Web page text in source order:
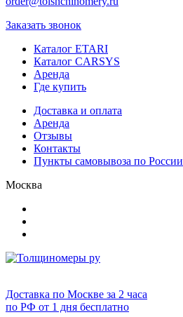
Заказать звонок
Каталог ETARI
Каталог CARSYS
Аренда
Где купить
Доставка и оплата
Аренда
Отзывы
Контакты
Пункты самовывоза по России
Москва
Доставка по Москве за 2 часа
по РФ от 1 дня бесплатно